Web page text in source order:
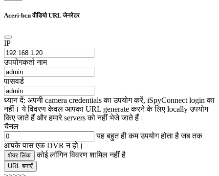
Aceri-bcn वीडियो URL जेनरेटर
IP
उपयोगकर्ता नाम
पासवर्ड
ध्यान दें: अपनी camera credentials का उपयोग करें, iSpyConnect login का
नहीं। ये विवरण केवल आपका URL generate करने के लिए locally उपयोग
किए जाते हैं और हमारे servers को नहीं भेजे जाते हैं।
चैनल
यह बहुत ही कम उपयोग होता है जब तक
आपके पास एक DVR न हो।
शेयर लिंक कोई लॉगिन विवरण शामिल नहीं है
URL बनाएँ